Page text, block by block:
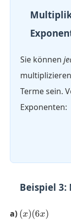
Sie können
Terme sein.
Exponenten:
Beispiel
a) (x)
(x)(6x)